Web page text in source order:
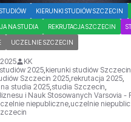
KIERUNKI STUDIÓW SZCZECIN
NA STUDIA REKRUTACJA SZCZECIN
UCZELNIE SZCZECIN
KK
2025 kierunki studiów Szczecin
Szczecin 2025 rekrutacja 2025
studia 2025 studia Szczecin
i Nauk Stosowanych Varsovia -
niepubliczne uczelnie